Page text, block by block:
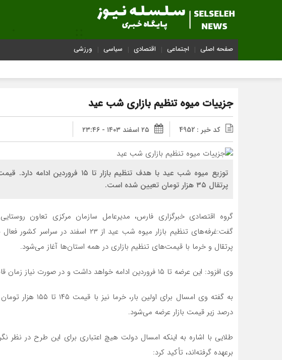
صفحه اصلی اجتماعی اقتصادی سیاسی ورزشی
قاب
جزییات میوه تنظیم بازاری شب عید
کد خبر : 4952 ۲۵ اسفند ۱۴۰۳ - ۲۳:۴۶
پرتقال ۳۵ هزار تومان تعیین شده است.
گروه اقتصادی خبرگزاری فارس، مدیرعامل سازمان مرکزی تعاون
گفت:غرفه‌های تنظیم بازار میوه شب عید از
پرتقال و خرما با قیمت‌های تنظیم بازاری در همه استان‌ها آغاز می‌شود.
وی افزود: این عرضه تا ۱۵ فروردین ادامه خواهد داشت و در صورت نیاز‌ زمان قابل تمدید است.
درصد زیر قیمت بازار عرضه می‌شود.
طلایی با اشاره به اینکه امسال دولت هیچ اعتباری برای این طرح در
برعهده گرفته‌اند، تأکید کرد: